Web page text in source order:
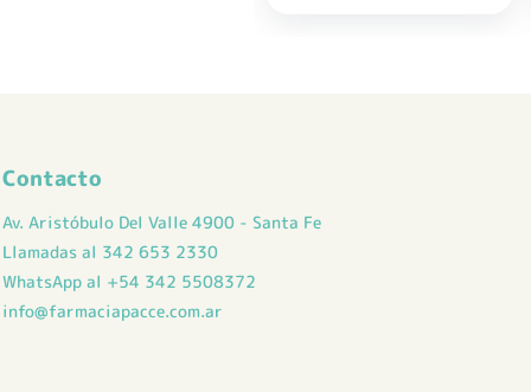
Contacto
Av. Aristóbulo Del Valle 4900 - Santa Fe
Llamadas al 342 653 2330
WhatsApp al +54 342 5508372
info@farmaciapacce.com.ar